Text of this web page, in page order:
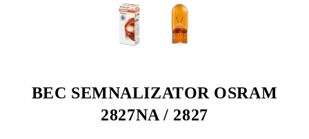
BEC SEMNALIZATOR OSRAM
2827NA / 2827